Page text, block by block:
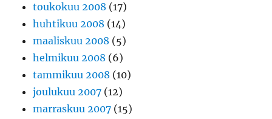
toukokuu 2008 (17)
huhtikuu 2008 (14)
maaliskuu 2008 (5)
helmikuu 2008 (6)
tammikuu 2008 (10)
joulukuu 2007 (12)
marraskuu 2007 (15)